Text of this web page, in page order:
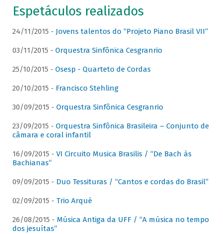
Espetáculos realizados
24/11/2015 - Jovens talentos do “Projeto Piano Brasil VII”
03/11/2015 - Orquestra Sinfônica Cesgranrio
25/10/2015 - Osesp - Quarteto de Cordas
20/10/2015 - Francisco Stehling
30/09/2015 - Orquestra Sinfônica Cesgranrio
23/09/2015 - Orquestra Sinfônica Brasileira – Conjunto de
câmara e coral infantil
16/09/2015 - VI Circuito Musica Brasilis / “De Bach às
Bachianas”
09/09/2015 - Duo Tessituras / “Cantos e cordas do Brasil”
02/09/2015 - Trio Arqué
26/08/2015 - Música Antiga da UFF / “A música no tempo
dos jesuítas”